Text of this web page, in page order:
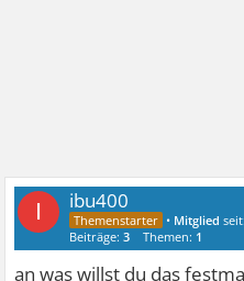
I ibu400
• Mitglied
Beiträge:3 Themen: 1
an was willst du das